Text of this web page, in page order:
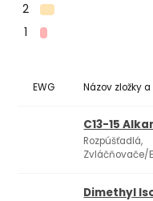
2
1
EWG Názov zložky
C13-15
Rozpúšťadlá,
Zvláčňovače/
Dimethyl